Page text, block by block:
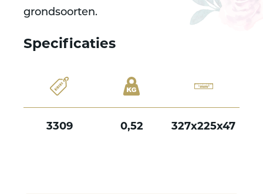
grondsoorten.
Specificaties
3309 0,52 327x225x47